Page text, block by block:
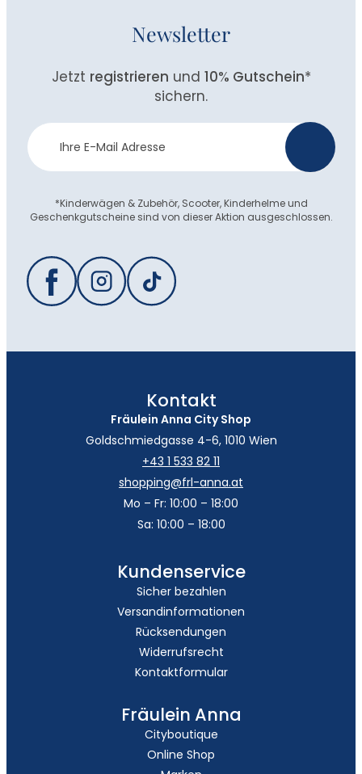
Newsletter
Jetzt registrieren und 10% Gutschein*
sichern.
Newsletter
Anmeldung
*Kinderwägen & Zubehör, Scooter, Kinderhelme und
Geschenkgutscheine sind von dieser Aktion ausgeschlossen.
Kontakt
Fräulein Anna City Shop
Goldschmiedgasse 4-6, 1010 Wien
+43 1 533 82 11
shopping@frl-anna.at
Mo – Fr: 10:00 – 18:00
Sa: 10:00 – 18:00
Kundenservice
Sicher bezahlen
Versandinformationen
Rücksendungen
Widerrufsrecht
Kontaktformular
Fräulein Anna
Cityboutique
Online Shop